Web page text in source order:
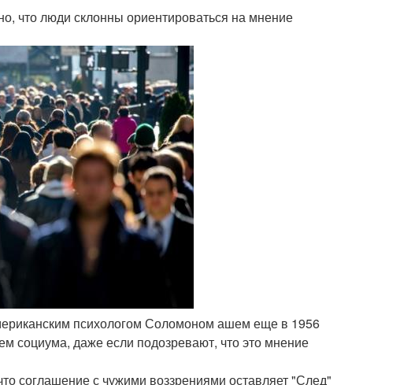
что люди склонны ориентироваться на мнение
психологом Соломоном ашем еще в 1956
социума, даже если подозревают, что это мнение
соглашение с чужими воззрениями оставляет "След"